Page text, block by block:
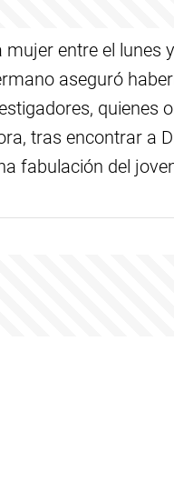
mujer entre el lunes
aseguró
quienes
tras encontrar a
fabulación del